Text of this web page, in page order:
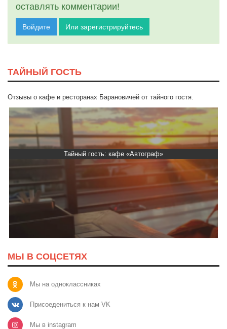
оставлять комментарии!
Войдите Или зарегистрируйтесь
ТАЙНЫЙ ГОСТЬ
Отзывы о кафе и ресторанах Барановичей от тайного гостя.
Тайный гость: кафе «Фасти Хасти»
МЫ В СОЦСЕТЯХ
Мы на одноклассниках
Присоедениться к нам VK
Мы в instagram